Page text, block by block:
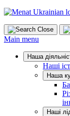
Skip
content
Close
Main menu
Наша
Наші
Наша
Наші